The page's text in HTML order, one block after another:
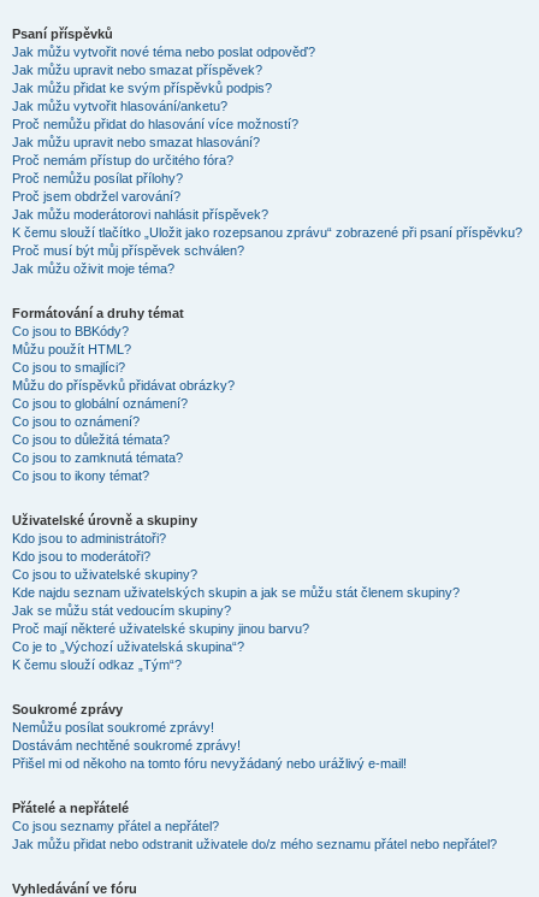
Psaní příspěvků
Jak můžu vytvořit nové téma nebo poslat odpověď?
Jak můžu upravit nebo smazat příspěvek?
Jak můžu přidat ke svým příspěvků podpis?
Jak můžu vytvořit hlasování/anketu?
Proč nemůžu přidat do hlasování více možností?
Jak můžu upravit nebo smazat hlasování?
Proč nemám přístup do určitého fóra?
Proč nemůžu posílat přílohy?
Proč jsem obdržel varování?
Jak můžu moderátorovi nahlásit příspěvek?
K čemu slouží tlačítko „Uložit jako rozepsanou zprávu“ zobrazené při psaní příspěvku?
Proč musí být můj příspěvek schválen?
Jak můžu oživit moje téma?
Formátování a druhy témat
Co jsou to BBKódy?
Můžu použít HTML?
Co jsou to smajlíci?
Můžu do příspěvků přidávat obrázky?
Co jsou to globální oznámení?
Co jsou to oznámení?
Co jsou to důležitá témata?
Co jsou to zamknutá témata?
Co jsou to ikony témat?
Uživatelské úrovně a skupiny
Kdo jsou to administrátoři?
Kdo jsou to moderátoři?
Co jsou to uživatelské skupiny?
Kde najdu seznam uživatelských skupin a jak se můžu stát členem skupiny?
Jak se můžu stát vedoucím skupiny?
Proč mají některé uživatelské skupiny jinou barvu?
Co je to „Výchozí uživatelská skupina“?
K čemu slouží odkaz „Tým“?
Soukromé zprávy
Nemůžu posílat soukromé zprávy!
Dostávám nechtěné soukromé zprávy!
Přišel mi od někoho na tomto fóru nevyžádaný nebo urážlivý e-mail!
Přátelé a nepřátelé
Co jsou seznamy přátel a nepřátel?
Jak můžu přidat nebo odstranit uživatele do/z mého seznamu přátel nebo nepřátel?
Vyhledávání ve fóru